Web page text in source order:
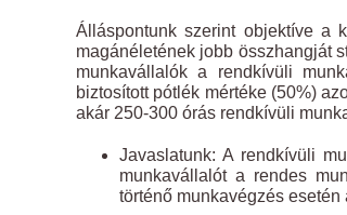
Álláspontunk szerint objektíve a
magánéletének jobb összhangját
munkavállalók a rendkívüli
biztosított pótlék mértéke (50%)
akár 250-300 órás rendkívüli
Javaslatunk: A rendkívüli
munkavállalót a rendes
történő munkavégzés